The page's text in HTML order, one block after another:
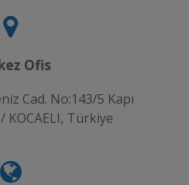
Ofis
Cad. No:143/5 Kapı
KOCAELI, Türkiye